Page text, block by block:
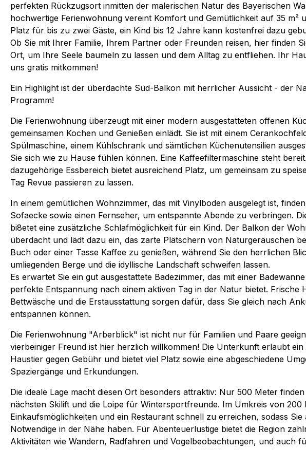
perfekten Rückzugsort inmitten der malerischen Natur des Bayerischen
hochwertige Ferienwohnung vereint Komfort und Gemütlichkeit auf 35 m²
Platz für bis zu zwei Gäste, ein Kind bis 12 Jahre kann kostenfrei dazu
Ob Sie mit Ihrer Familie, Ihrem Partner oder Freunden reisen, hier finden
Ort, um Ihre Seele baumeln zu lassen und dem Alltag zu entfliehen. Ihr
uns gratis mitkommen!
Ein Highlight ist der überdachte Süd-Balkon mit herrlicher Aussicht - der
Programm!
Die Ferienwohnung überzeugt mit einer modern ausgestatteten offenen
gemeinsamen Kochen und Genießen einlädt. Sie ist mit einem
Spülmaschine, einem Kühlschrank und sämtlichen Küchenutensilien
Sie sich wie zu Hause fühlen können. Eine Kaffeefiltermaschine steht
dazugehörige Essbereich bietet ausreichend Platz, um gemeinsam zu
Tag Revue passieren zu lassen.
In einem gemütlichen Wohnzimmer, das mit Vinylboden ausgelegt ist,
Sofaecke sowie einen Fernseher, um entspannte Abende zu verbringen.
bi8etet eine zusätzliche Schlafmöglichkeit für ein Kind. Der Balkon der
überdacht und lädt dazu ein, das zarte Plätschern von Naturgeräuschen
Buch oder einer Tasse Kaffee zu genießen, während Sie den herrlichen
umliegenden Berge und die idyllische Landschaft schweifen lassen.
Es erwartet Sie ein gut ausgestattete Badezimmer, das mit einer
perfekte Entspannung nach einem aktiven Tag in der Natur bietet. Frische
Bettwäsche und die Erstausstattung sorgen dafür, dass Sie gleich nach
entspannen können.
Die Ferienwohnung "Arberblick" ist nicht nur für Familien und Paare
vierbeiniger Freund ist hier herzlich willkommen! Die Unterkunft erlaubt ein
Haustier gegen Gebühr und bietet viel Platz sowie eine abgeschiedene
Spaziergänge und Erkundungen.
Die ideale Lage macht diesen Ort besonders attraktiv: Nur 500 Meter
nächsten Skilift und die Loipe für Wintersportfreunde. Im Umkreis von 200
Einkaufsmöglichkeiten und ein Restaurant schnell zu erreichen, sodass Sie
Notwendige in der Nähe haben. Für Abenteuerlustige bietet die Region
Aktivitäten wie Wandern, Radfahren und Vogelbeobachtungen, und auch